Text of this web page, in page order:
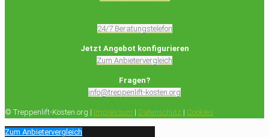
24/7 Beratungstelefon
Jetzt Angebot konfigurieren
Zum Anbietervergleich
Fragen?
info@treppenlift-kosten.org
© Treppenlift-Kosten.org | Impressum | Datenschutz | Cookies
Zum Anbietervergleich